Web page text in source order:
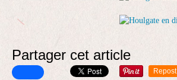
Partager cet article
Repost